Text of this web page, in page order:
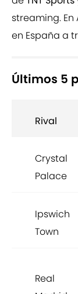
streaming.
en España a
Últimos 5
Rival
Crystal
Palace
Ipswich
Town
Real